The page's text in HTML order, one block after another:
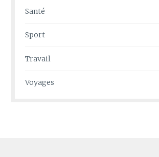
Santé
Sport
Travail
Voyages